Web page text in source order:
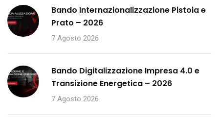
Bando Internazionalizzazione Pistoia e
Prato – 2026
7 Agosto 2026
Bando Digitalizzazione Impresa 4.0 e
Transizione Energetica – 2026
7 Agosto 2026